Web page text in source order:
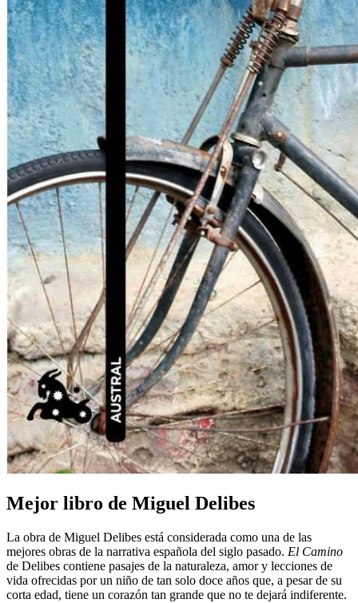
Mejor libro de Miguel Delibes
La obra de Miguel Delibes está considerada como una de las
mejores obras de la narrativa española del siglo pasado. El Camino
de Delibes contiene pasajes de la naturaleza, amor y lecciones de
vida ofrecidas por un niño de tan solo doce años que, a pesar de su
corta edad, tiene un corazón tan grande que no te dejará indiferente.